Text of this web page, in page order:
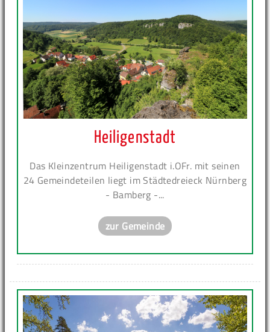
Heiligenstadt
Das Kleinzentrum Heiligenstadt i.OFr. mit seinen
24 Gemeindeteilen liegt im Städtedreieck Nürnberg
- Bamberg -...
zur Gemeinde